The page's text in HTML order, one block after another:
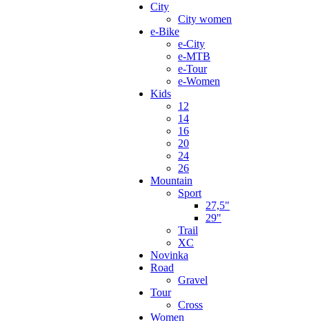
City
City women
e-Bike
e-City
e-MTB
e-Tour
e-Women
Kids
12
14
16
20
24
26
Mountain
Sport
27,5"
29"
Trail
XC
Novinka
Road
Gravel
Tour
Cross
Women